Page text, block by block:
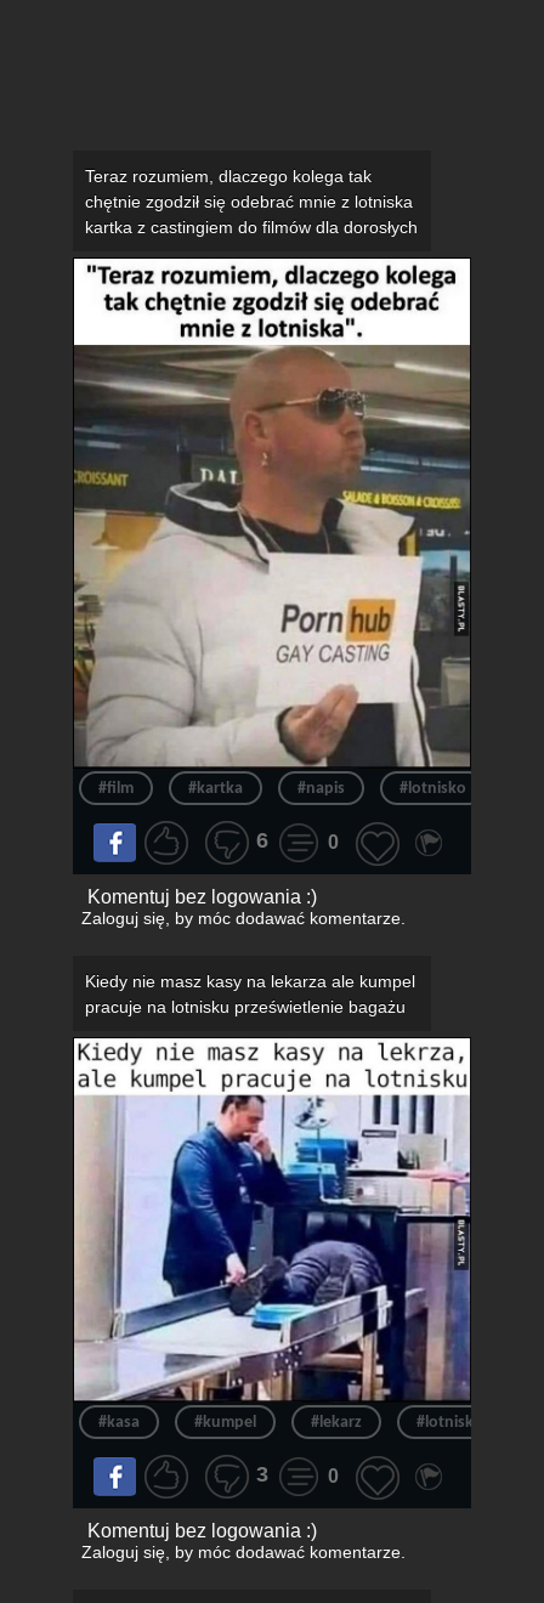
Teraz rozumiem, dlaczego kolega tak
chętnie zgodził się odebrać mnie z lotniska
kartka z castingiem do filmów dla dorosłych
#film #kartka #napis #lotnisko
6 0
Komentuj bez logowania :)
Zaloguj się, by móc dodawać komentarze.
Kiedy nie masz kasy na lekarza ale kumpel
pracuje na lotnisku prześwietlenie bagażu
#kasa #kumpel #lekarz #lotnisko
3 0
Komentuj bez logowania :)
Zaloguj się, by móc dodawać komentarze.